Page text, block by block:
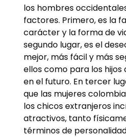
los hombres
factores. Primero, es la
carácter y la forma de
segundo lugar, es el
mejor, más fácil y más
ellos como para los
en el futuro. En tercer
que las mujeres
los chicos extranjeros
atractivos, tanto
términos de